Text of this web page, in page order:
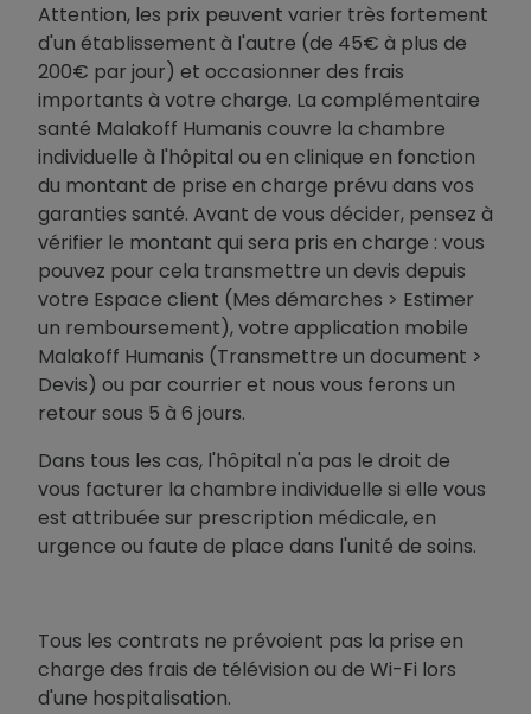
Attention, les prix peuvent varier très fortement
d'un établissement à l'autre (de 45€ à plus de
200€ par jour) et occasionner des frais
importants à votre charge. La complémentaire
santé Malakoff Humanis couvre la chambre
individuelle à l'hôpital ou en clinique en fonction
du montant de prise en charge prévu dans vos
garanties santé. Avant de vous décider, pensez à
vérifier le montant qui sera pris en charge : vous
pouvez pour cela transmettre un devis depuis
votre Espace client (Mes démarches > Estimer
un remboursement), votre application mobile
Malakoff Humanis (Transmettre un document >
Devis) ou par courrier et nous vous ferons un
retour sous 5 à 6 jours.
Dans tous les cas, l'hôpital n'a pas le droit de
vous facturer la chambre individuelle si elle vous
est attribuée sur prescription médicale, en
urgence ou faute de place dans l'unité de soins.
Tous les contrats ne prévoient pas la prise en
charge des frais de télévision ou de Wi-Fi lors
d'une hospitalisation.